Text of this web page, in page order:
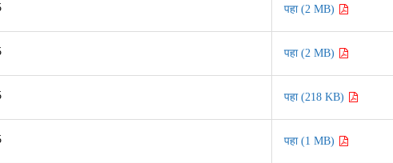
पहा (2 MB)
पहा (2 MB)
पहा (218 KB)
पहा (1 MB)